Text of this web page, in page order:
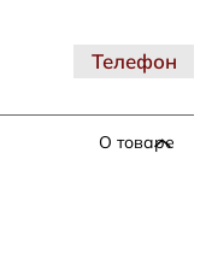
О товаре
Телефон